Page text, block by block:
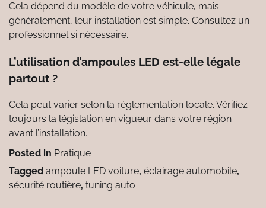
Cela dépend du modèle de votre véhicule, mais
généralement, leur installation est simple. Consultez un
professionnel si nécessaire.
L’utilisation d’ampoules LED est-elle légale
partout ?
Cela peut varier selon la réglementation locale. Vérifiez
toujours la législation en vigueur dans votre région
avant l’installation.
Posted in Pratique
Tagged ampoule LED voiture, éclairage automobile,
sécurité routière, tuning auto